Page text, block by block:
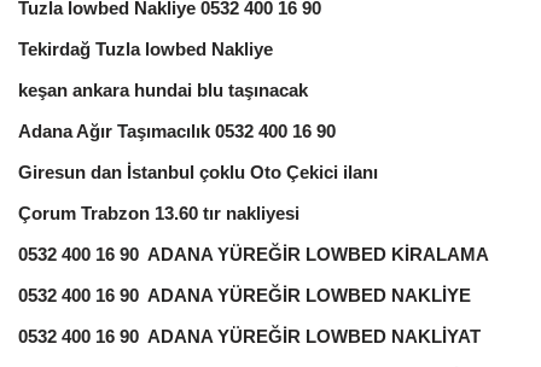
Tuzla lowbed Nakliye 0532 400 16 90
Tekirdağ Tuzla lowbed Nakliye
keşan ankara hundai blu taşınacak
Adana Ağır Taşımacılık 0532 400 16 90
Giresun dan İstanbul çoklu Oto Çekici ilanı
Çorum Trabzon 13.60 tır nakliyesi
0532 400 16 90 ADANA YÜREĞİR LOWBED KİRALAMA
0532 400 16 90 ADANA YÜREĞİR LOWBED NAKLİYE
0532 400 16 90 ADANA YÜREĞİR LOWBED NAKLİYAT